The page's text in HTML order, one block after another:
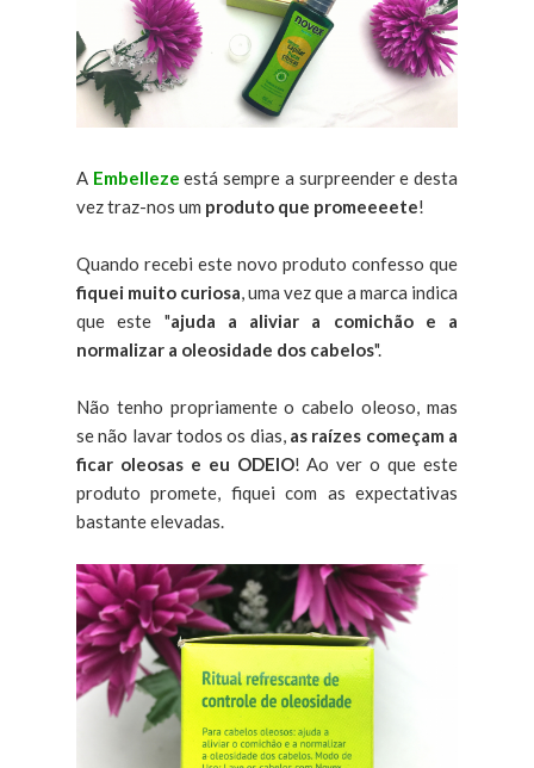
A Embelleze está sempre a surpreender e desta
vez traz-nos um produto que promeeeete!
Quando recebi este novo produto confesso que
fiquei muito curiosa, uma vez que a marca indica
que este "ajuda a aliviar a comichão e a
normalizar a oleosidade dos cabelos".
Não tenho propriamente o cabelo oleoso, mas
se não lavar todos os dias, as raízes começam a
ficar oleosas e eu ODEIO! Ao ver o que este
produto promete, fiquei com as expectativas
bastante elevadas.